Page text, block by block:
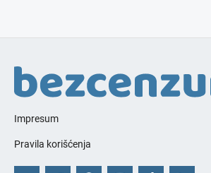
Impresum
Pravila korišćenja